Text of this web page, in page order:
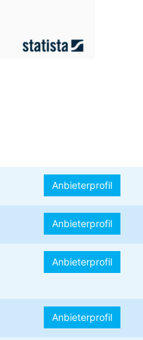
Anbieterprofil
Anbieterprofil
Anbieterprofil
Anbieterprofil